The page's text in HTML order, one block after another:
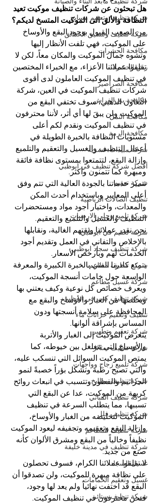
شركة تنظيف وتعقيم مسابح
شركة تنظيف وتنسيق الحدائق
مكافحة الحشرات
رش الحشرات
مكافحة الصراصير
مكافحة بق الفراش
مكافحة النمل
مكافحة الرمة
شركة مبيدات حشرية
أفضل شركة تنظيف في ابوظبي
شركة تعقيم
تنظيف الصالات الرياضية
شركة تلميع وجلي الارضيات
شركة تعقيم في ابوظبي
شركة تنظيف سجاد ابوظبي
شركة تنظيف مطاعم
شركة غسيل مطاعم
شركة تنظيف كنب في ابوظبي
تنظيف وتعقيم خزانات ماء
شركة تعقيم وتطهير
شركة تنظيف ستائر
شركة تلميع زجاج وواجهات
شركة تنظيف مطابخ
شركة تنظيف المباني
شركة تنظيف فلل
شركة تنظيف المطاعم
شركة تنظيف في مدينة خليفة
غسيل السجاد
غسيل وتعقيم الحمامات
شركة تنظيف ستائر
هل تبحثون عن شركات تنظيف موكيت تعيد
النظافة والألق الى الموكيت المتسخ لديكم؟
من الصعب القبول بوجود البقع والأوساخ
على الموكيت، فهي تلفت الأنظار إليها
وتشوه جمال الموكيت والمكان معاً، لكن لا
تقلقوا عملائنا الأعزاء، مع الخبراء المختصين
في تنظيف الموكيت العاملون لدى أقوى
شركات تنظيف الموكيت في العين، شركة
التعاون الذهبي، سوف تختفي البقع من
الموكيت ولن يبقَ لها أي أثر، لأننا محترفون
في تنظيف الموكيت ونقدم لكم أعلى
مستويات النظافة بالخبرة الطويلة في
أعمال التنظيف والغسيل والتعقيم والتلميع
وإزالة البقع، لتتمتعوا بمستوى نظافة فائقة
ومبهرة كما تتمنون وأكثر.
تتميز خدماتنا بالجودة العالية التي تتم وفق
أعلى المعايير وباستخدام أحدث المكن
والمعدات، واختيار أجود مواد ومستحضرات
التنظيف والغسيل والتلميع والتعقيم.
نحن نقدر عملائنا وثقتهم الغالية، ونقابلها
بالإخلاص والتفاني في العمل وتقديم أجود
الخدمات لهم وبأرخص الأسعار.
يتمتع كادرنا الفني بالخبرة الكبيرة والمعرفة
الواسعة حول خامات أنسجة الموكيت،
ويعرف خصائص كل نوعية وكيف يعتني بها
ويخلصها من الغبار والأوساخ والبقع مع
المحافظة على سلامة أنسجتها ودون
المساس بإشراقة ألوانها.
يتعرض الموكيت إلى الغبار والأتربة
والأوساخ التي تتغلغل بين خيوطه، كما
يمتص الموكيت السوائل التي تنسكب عليه،
والتي تصبح رطبة وتشكل بؤراً خصبةً لنمو
الجراثيم والفطور وتتسبب في انبعاث روائح
كريهة من الموكيت، عدا عن البقع التي
تسببها، مما يتطلب السرعة في تنظيف
الموكيت لتخليصه من الغبار والأوساخ،
وإزالة البقع وتعقيمه وتجفيفه ليعود الموكيت
نظيفاً وخالياً من البقع ومشرق الألوان كأنه
صنع من جديد.
لا تقلقوا عملائنا الكرام، فسوف تحصلون
على نظافة مبهرة للموكيت، ولن تصدقوا أن
البقع قد اختفت نهائياً ولم يعد لها وجود،
فنحن محترفون في تنظيف الموكيت.